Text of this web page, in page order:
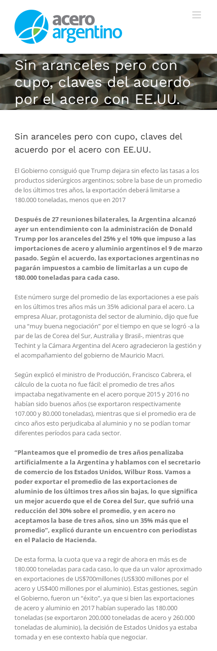
contenido
Sin aranceles pero con
cupo, claves del acuerdo
por el acero con EE.UU.
Sin aranceles pero con cupo, claves del
acuerdo por el acero con EE.UU.
El Gobierno consiguió que Trump dejara sin efecto las tasas a los
productos siderúrgicos argentinos; sobre la base de un promedio
de los últimos tres años, la exportación deberá limitarse a
180.000 toneladas, menos que en 2017
Después de 27 reuniones bilaterales, la Argentina alcanzó
ayer un entendimiento con la administración de Donald
Trump por los aranceles del 25% y el 10% que impuso a las
importaciones de acero y aluminio argentinos el 9 de marzo
pasado. Según el acuerdo, las exportaciones argentinas no
pagarán impuestos a cambio de limitarlas a un cupo de
180.000 toneladas para cada caso.
Este número surge del promedio de las exportaciones a ese país
en los últimos tres años más un 35% adicional para el acero. La
empresa Aluar, protagonista del sector de aluminio, dijo que fue
una “muy buena negociación” por el tiempo en que se logró -a la
par de las de Corea del Sur, Australia y Brasil-, mientras que
Techint y la Cámara Argentina del Acero agradecieron la gestión y
el acompañamiento del gobierno de Mauricio Macri.
Según explicó el ministro de Producción, Francisco Cabrera, el
cálculo de la cuota no fue fácil: el promedio de tres años
impactaba negativamente en el acero porque 2015 y 2016 no
habían sido buenos años (se exportaron respectivamente
107.000 y 80.000 toneladas), mientras que si el promedio era de
cinco años esto perjudicaba al aluminio y no se podían tomar
diferentes períodos para cada sector.
“Planteamos que el promedio de tres años penalizaba
artificialmente a la Argentina y hablamos con el secretario
de comercio de los Estados Unidos, Wilbur Ross. Vamos a
poder exportar el promedio de las exportaciones de
aluminio de los últimos tres años sin bajas, lo que significa
un mejor acuerdo que el de Corea del Sur, que sufrió una
reducción del 30% sobre el promedio, y en acero no
aceptamos la base de tres años, sino un 35% más que el
promedio”, explicó durante un encuentro con periodistas
en el Palacio de Hacienda.
De esta forma, la cuota que va a regir de ahora en más es de
180.000 toneladas para cada caso, lo que da un valor aproximado
en exportaciones de US$700millones (US$300 millones por el
acero y US$400 millones por el aluminio). Estas gestiones, según
el Gobierno, fueron un “éxito”, ya que si bien las exportaciones
de acero y aluminio en 2017 habían superado las 180.000
toneladas (se exportaron 200.000 toneladas de acero y 260.000
toneladas de aluminio), la decisión de Estados Unidos ya estaba
tomada y en ese contexto había que negociar.